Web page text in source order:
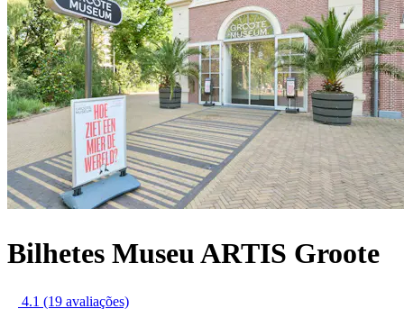
Bilhetes Museu ARTIS Groote
4.1 (19 avaliações)